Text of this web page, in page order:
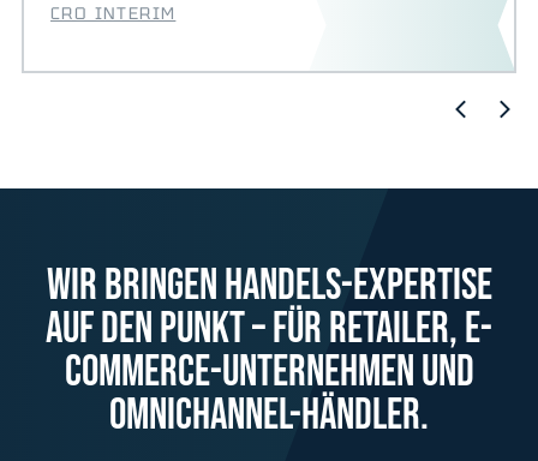
CRO INTERIM
WIR BRINGEN HANDELS-EXPERTISE
AUF DEN PUNKT – FÜR RETAILER, E-
COMMERCE-UNTERNEHMEN UND
OMNICHANNEL-HÄNDLER.